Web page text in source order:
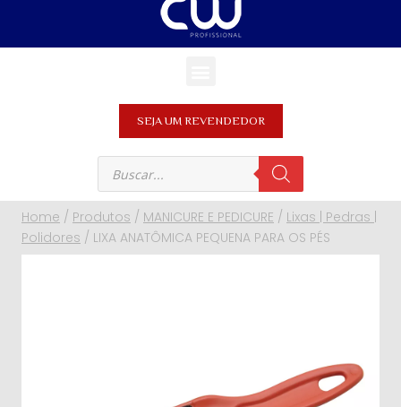
SEJA UM REVENDEDOR
Home / Produtos / MANICURE E PEDICURE / Lixas | Pedras |
Polidores / LIXA ANATÔMICA PEQUENA PARA OS PÉS